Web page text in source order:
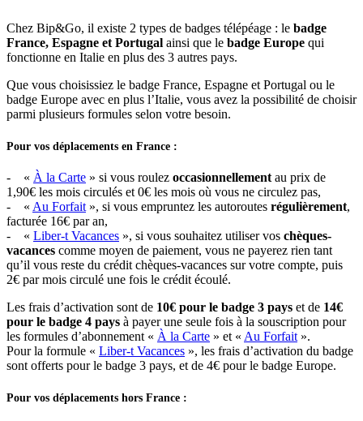
Chez Bip&Go, il existe 2 types de badges télépéage : le badge
France, Espagne et Portugal ainsi que le badge Europe qui
fonctionne en Italie en plus des 3 autres pays.
Que vous choisissiez le badge France, Espagne et Portugal ou le
badge Europe avec en plus l’Italie, vous avez la possibilité de choisir
parmi plusieurs formules selon votre besoin.
Pour vos déplacements en France :
- « À la Carte » si vous roulez occasionnellement au prix de
1,90€ les mois circulés et 0€ les mois où vous ne circulez pas,
- « Au Forfait », si vous empruntez les autoroutes régulièrement,
facturée 16€ par an,
- « Liber-t Vacances », si vous souhaitez utiliser vos chèques-
vacances comme moyen de paiement, vous ne payerez rien tant
qu’il vous reste du crédit chèques-vacances sur votre compte, puis
2€ par mois circulé une fois le crédit écoulé.
Les frais d’activation sont de 10€ pour le badge 3 pays et de 14€
pour le badge 4 pays à payer une seule fois à la souscription pour
les formules d’abonnement « À la Carte » et « Au Forfait ».
Pour la formule « Liber-t Vacances », les frais d’activation du badge
sont offerts pour le badge 3 pays, et de 4€ pour le badge Europe.
Pour vos déplacements hors France :